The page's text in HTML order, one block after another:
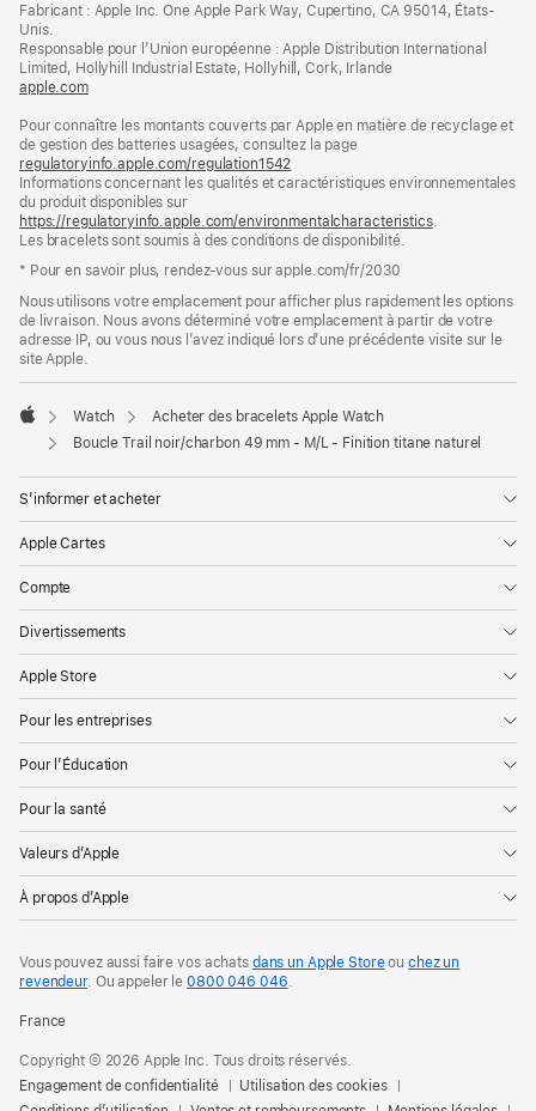
page une
fenêtre)
Fabricant : Apple Inc. One Apple Park Way, Cupertino, CA 95014, États-
Unis.
Responsable pour l’Union européenne : Apple Distribution International
Limited, Hollyhill Industrial Estate, Hollyhill, Cork, Irlande
apple.com(s’ouvre
une
nouvelle
fenêtre)
Pour connaître les montants couverts par Apple en matière de recyclage et
de gestion des batteries usagées, consultez la page
regulatoryinfo.apple.com/regulation1542
dans
nouvelle
fenêtre)
Informations concernant les qualités et caractéristiques environnementales
du produit disponibles sur
https://regulatoryinfo.apple.com/environmentalcharacteristics.
Les bracelets sont soumis à des conditions de disponibilité.
* Pour en savoir plus, rendez‑vous sur apple.com/fr/2030
Nous utilisons votre emplacement pour afficher plus rapidement les options
de livraison. Nous avons déterminé votre emplacement à partir de votre
adresse IP, ou vous nous l’avez indiqué lors d’une précédente visite sur le
site Apple.
Apple
Watch
Acheter des bracelets Apple Watch
Boucle Trail noir/charbon 49 mm - M/L - Finition titane naturel
S’informer et acheter
Apple Cartes
Compte
Divertissements
Apple Store
Pour les entreprises
Pour l’Éducation
Pour la santé
Valeurs d’Apple
À propos d’Apple
Vous pouvez aussi faire vos achats dans un Apple Storeouchez un
revendeur. Ouappeler le0800 046 046
France
Copyright © 2026 Apple Inc. Tous droits réservés.
Engagement de confidentialité
Utilisation des cookies